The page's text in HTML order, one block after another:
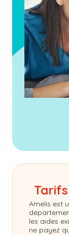
Tarifs
Amelis est
les aides
ne payez